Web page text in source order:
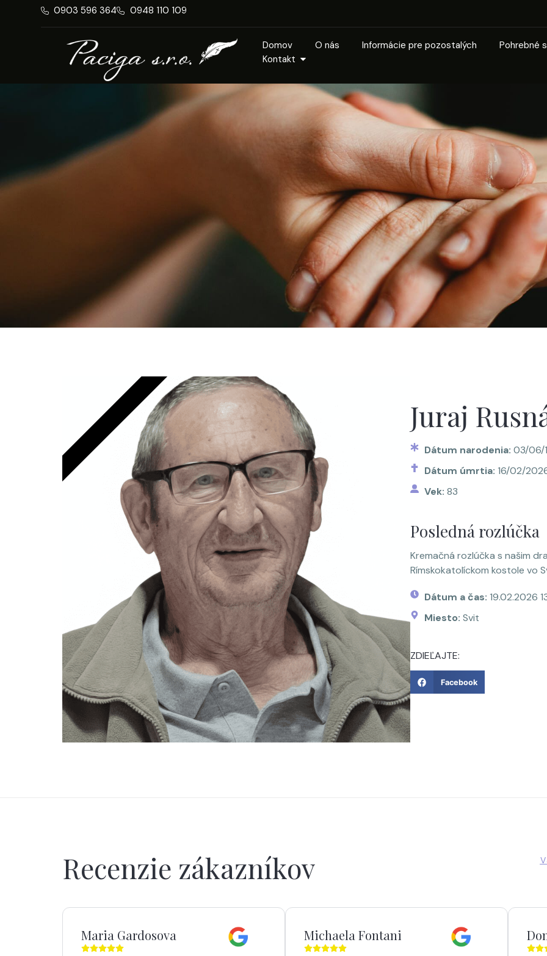
0903 596 364 0948 110 109
Domov O nás Informácie pre pozostalých
Pohrebné
Kontakt
Juraj
Dátum narodenia: 03/06/
Dátum úmrtia: 16/02/
Vek: 83
Posledná rozlúčka
Kremačná rozlúčka s našim
Rímskokatolíckom kostole vo
Dátum a čas: 19.02.2026
Miesto: Svit
ZDIEĽAJTE:
Facebook
Recenzie zákazníkov
Maria Gardosova Michaela Fontani